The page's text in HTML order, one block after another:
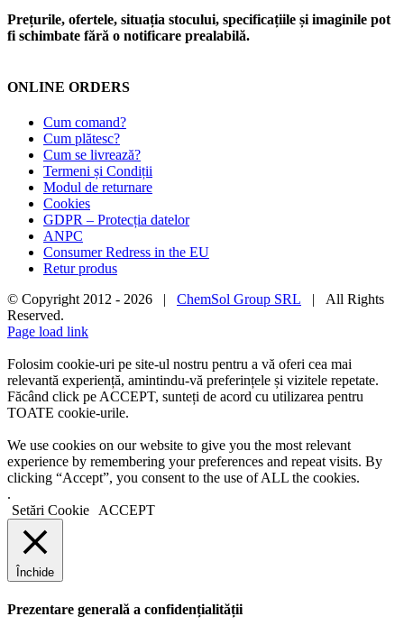
Prețurile, ofertele, situația stocului, specificațiile și imaginile pot
fi schimbate fără o notificare prealabilă.
ONLINE ORDERS
Cum comand?
Cum plătesc?
Cum se livrează?
Termeni și Condiții
Modul de returnare
Cookies
GDPR – Protecția datelor
ANPC
Consumer Redress in the EU
Retur produs
© Copyright 2012 - 2026 | ChemSol Group SRL | All Rights
Reserved.
Page load link
Folosim cookie-uri pe site-ul nostru pentru a vă oferi cea mai
relevantă experiență, amintindu-vă preferințele și vizitele repetate.
Făcând click pe ACCEPT, sunteți de acord cu utilizarea pentru
TOATE cookie-urile.
We use cookies on our website to give you the most relevant
experience by remembering your preferences and repeat visits. By
clicking “Accept”, you consent to the use of ALL the cookies.
.
Setări Cookie
ACCEPT
Închide
Prezentare generală a confidențialității